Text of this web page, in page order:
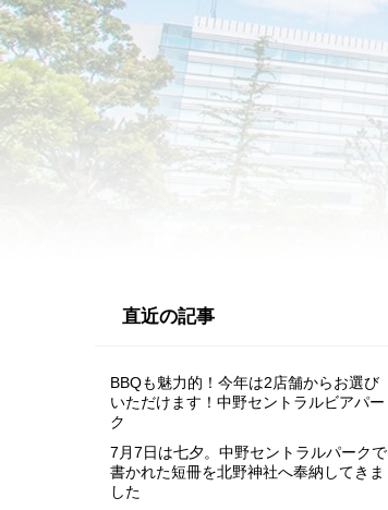
直近の記事
BBQも魅力的！今年は2店舗からお選び
いただけます！中野セントラルビアパー
ク
7月7日は七夕。中野セントラルパークで
書かれた短冊を北野神社へ奉納してきま
した